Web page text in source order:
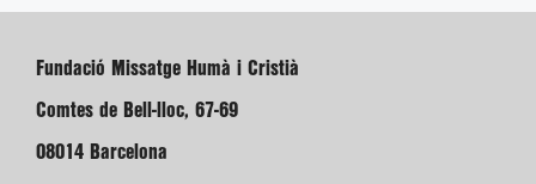
Fundació Missatge Humà i Cristià
Comtes de Bell-lloc, 67-69
08014 Barcelona